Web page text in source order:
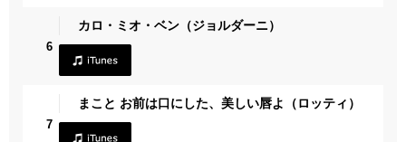
6
カロ・ミオ・ベン（ジョルダーニ）
7
まこと お前は口にした、美しい唇よ（ロッティ）